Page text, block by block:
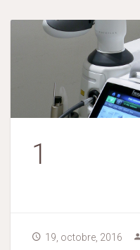
1
19, octobre, 2016